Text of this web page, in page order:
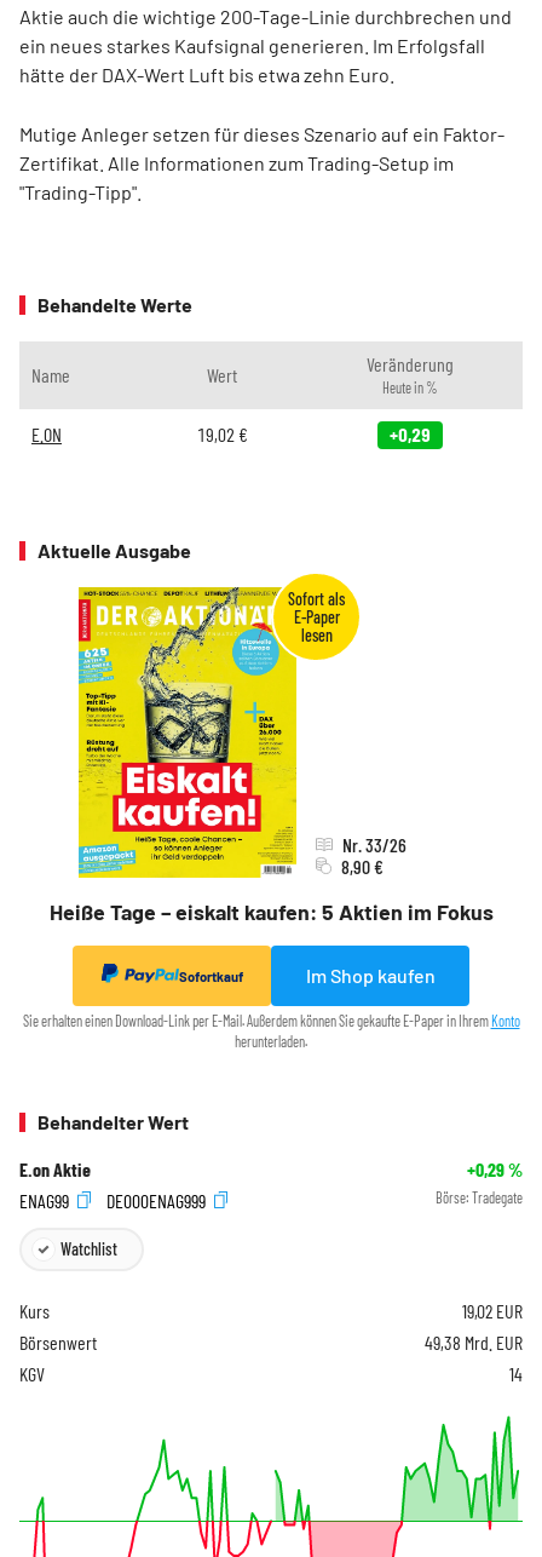
Aktie auch die wichtige 200-Tage-Linie durchbrechen und
ein neues starkes Kaufsignal generieren. Im Erfolgsfall
hätte der DAX-Wert Luft bis etwa zehn Euro.
Mutige Anleger setzen für dieses Szenario auf ein Faktor-
Zertifikat. Alle Informationen zum Trading-Setup im
"Trading-Tipp".
Behandelte Werte
Name Wert Veränderung
Heute in %
E.ON 19,02 € +0,29
Aktuelle Ausgabe
Heiße Tage – eiskalt kaufen: 5 Aktien im Fokus
Nr. 33/26
8,90 €
Sofortkauf Im Shop kaufen
Sie erhalten einen Download-Link per E-Mail. Außerdem können Sie gekaufte E-Paper in Ihrem Konto
herunterladen.
Behandelter Wert
E.on Aktie +0,29%
ENAG99
DE000ENAG999 Börse: Tradegate
Watchlist
Kurs 19,02 EUR
Börsenwert
49,38 Mrd. EUR
KGV
14